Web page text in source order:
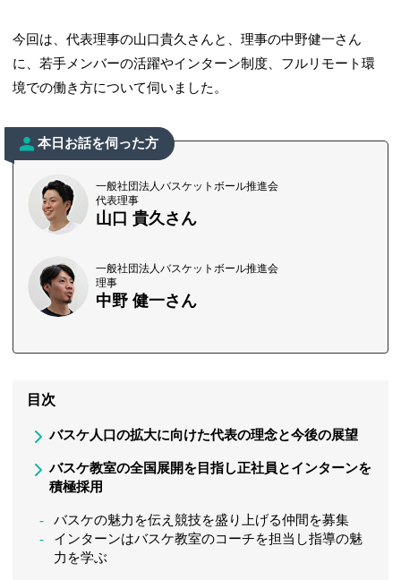
今回は、代表理事の山口貴久さんと、理事の中野健一さん
に、若手メンバーの活躍やインターン制度、フルリモート環
境での働き方について伺いました。
本日お話を伺った方
一般社団法人バスケットボール推進会
代表理事
山口 貴久さん
一般社団法人バスケットボール推進会
理事
中野 健一さん
目次
バスケ人口の拡大に向けた代表の理念と今後の展望
バスケ教室の全国展開を目指し正社員とインターンを
積極採用
バスケの魅力を伝え競技を盛り上げる仲間を募集
インターンはバスケ教室のコーチを担当し指導の魅
力を学ぶ